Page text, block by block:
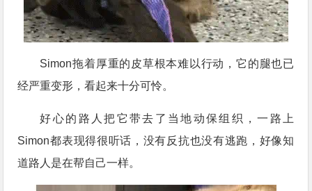
Simon拖着厚重的皮草根本难以行动，它的腿也已
经严重变形，看起来十分可怜。
好心的路人把它带去了当地动保组织，一路上
Simon都表现得很听话，没有反抗也没有逃跑，好像知
道路人是在帮自己一样。